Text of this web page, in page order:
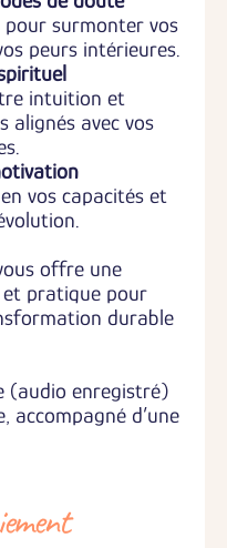
pour surmonter vos
peurs intérieures.
intuition et
alignés avec vos
vos capacités et
offre une
et pratique pour
durable
(audio enregistré)
accompagné d’une